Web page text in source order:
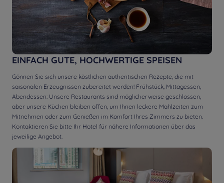
EINFACH GUTE, HOCHWERTIGE SPEISEN
Gönnen Sie sich unsere köstlichen authentischen Rezepte, die mit
saisonalen Erzeugnissen zubereitet werden! Frühstück, Mittagessen,
Abendessen: Unsere Restaurants sind möglicherweise geschlossen,
aber unsere Küchen bleiben offen, um Ihnen leckere Mahlzeiten zum
Mitnehmen oder zum Genießen im Komfort Ihres Zimmers zu bieten.
Kontaktieren Sie bitte Ihr Hotel für nähere Informationen über das
jeweilige Angebot.